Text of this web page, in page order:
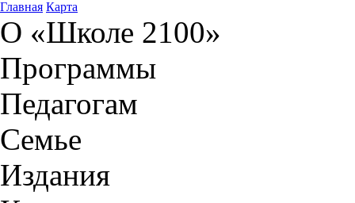
Главная Карта
О «Школе 2100»
Программы
Педагогам
Семье
Издания